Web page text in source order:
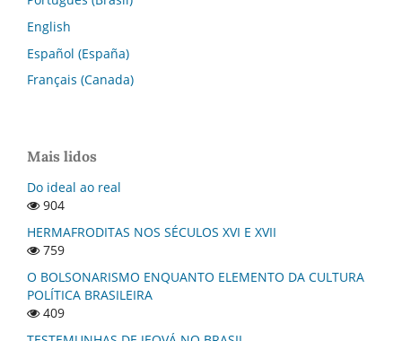
English
Español (España)
Français (Canada)
Mais lidos
Do ideal ao real
904
HERMAFRODITAS NOS SÉCULOS XVI E XVII
759
O BOLSONARISMO ENQUANTO ELEMENTO DA CULTURA
POLÍTICA BRASILEIRA
409